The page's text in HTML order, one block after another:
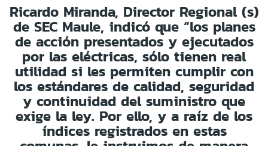
Ricardo Miranda, Director Regional (s)
de SEC Maule, indicó que “los planes
de acción presentados y ejecutados
por las eléctricas, sólo tienen real
utilidad si les permiten cumplir con
los estándares de calidad, seguridad
y continuidad del suministro que
exige la ley. Por ello, y a raíz de los
índices registrados en estas